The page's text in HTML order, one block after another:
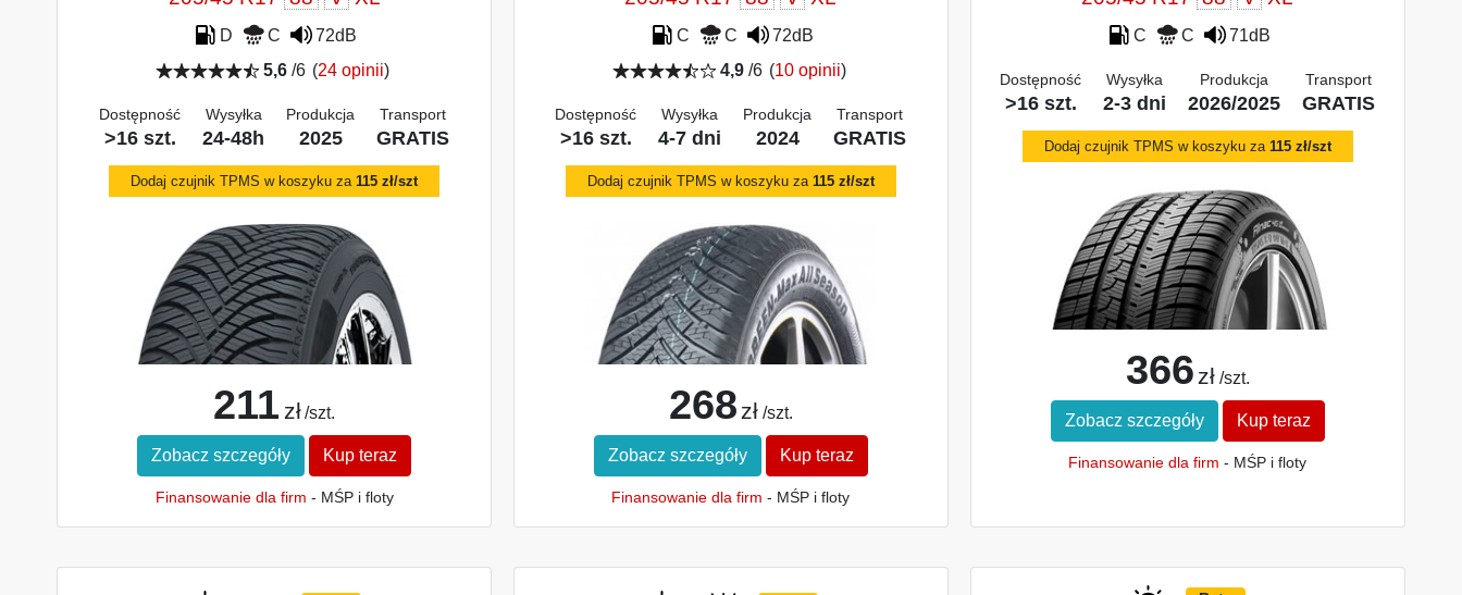
D C
72dB
5,6/6 (24 opinii)
Dostępność
>16 szt.
Wysyłka
24-48h
Produkcja
2025
Transport
GRATIS
Dodaj czujnik TPMS w koszyku za 115 zł/szt
211 zł /szt.
Zobacz szczegóły Kup teraz
Finansowanie dla firm - MŚP i floty
C C
72dB
4,9/6 (10 opinii)
Dostępność
>16 szt.
Wysyłka
4-7 dni
Produkcja
2024
Transport
GRATIS
Dodaj czujnik TPMS w koszyku za 115 zł/szt
268 zł /szt.
Zobacz szczegóły Kup teraz
Finansowanie dla firm - MŚP i floty
C C 71dB
Dostępność
>16 szt.
Wysyłka
2-3 dni
Produkcja
2026/2025
Transport
GRATIS
Dodaj czujnik TPMS w koszyku za 115 zł/szt
366 zł /szt.
Zobacz szczegóły Kup teraz
Finansowanie dla firm - MŚP i floty